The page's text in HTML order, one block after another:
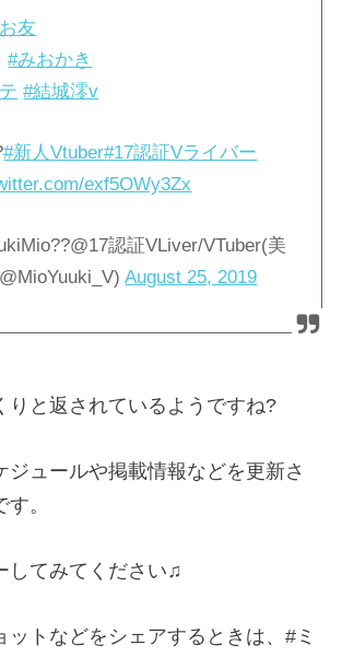
友
#みおかき
#結城澪v
#新人Vtuber#17認証Vライバー
exf5OWy3Zx
認証VLiver/VTuber(美
August 25, 2019
りと返されているようですね?
ジュールや掲載情報などを更新さ
。
してみてください♫
ットなどをシェアするときは、 # ミ